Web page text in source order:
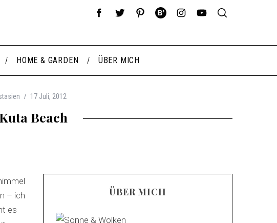
HOME & GARDEN ÜBER MICH
17 Juli, 2012
Beach
– ich
es
ÜBER MICH